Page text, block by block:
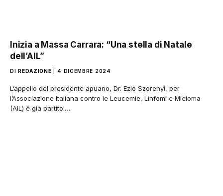
Inizia a Massa Carrara: “Una stella di Natale
dell’AIL”
DI REDAZIONE 4 DICEMBRE 2024
L’appello del presidente apuano, Dr. Ezio Szorenyi, per
l’Associazione Italiana contro le Leucemie, Linfomi e Mieloma
(AIL) è già partito.…